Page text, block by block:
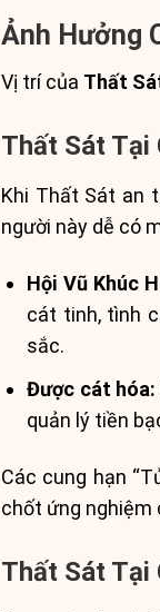
Ảnh Hưởng
Vị trí của Thất
Thất Sát Tại
Khi Thất Sát an
người này dễ có
Hội Vũ Khúc
cát tinh, tình
sắc.
Được cát hóa:
quản lý tiền
Các cung hạn
chốt ứng nghiệm
Thất Sát Tại